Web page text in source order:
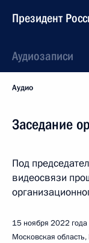
Президент
Аудиозаписи
Аудио
Заседание
Под
видеосвязи
15 ноября 2022 года
Московская